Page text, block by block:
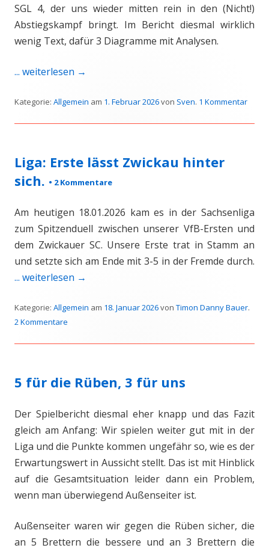
SGL 4, der uns wieder mitten rein in den (Nicht!)
Abstiegskampf bringt. Im Bericht diesmal wirklich
wenig Text, dafür 3 Diagramme mit Analysen.
... weiterlesen →
Kategorie: Allgemein am 1. Februar 2026von Sven. 1 Kommentar
Liga: Erste lässt Zwickau hinter
sich. • 2 Kommentare
Am heutigen 18.01.2026 kam es in der Sachsenliga
zum Spitzenduell zwischen unserer VfB-Ersten und
dem Zwickauer SC. Unsere Erste trat in Stamm an
und setzte sich am Ende mit 3-5 in der Fremde durch.
... weiterlesen →
Kategorie: Allgemein am 18. Januar 2026von Timon Danny Bauer.
2 Kommentare
5 für die Rüben, 3 für uns
Der Spielbericht diesmal eher knapp und das Fazit
gleich am Anfang: Wir spielen weiter gut mit in der
Liga und die Punkte kommen ungefähr so, wie es der
Erwartungswert in Aussicht stellt. Das ist mit Hinblick
auf die Gesamtsituation leider dann ein Problem,
wenn man überwiegend Außenseiter ist.
Außenseiter waren wir gegen die Rüben sicher, die
an 5 Brettern die bessere und an 3 Brettern die